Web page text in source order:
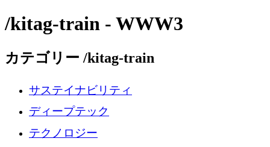
/kitag-train - WWW3
カテゴリー /kitag-train
サステイナビリティ
ディープテック
テクノロジー